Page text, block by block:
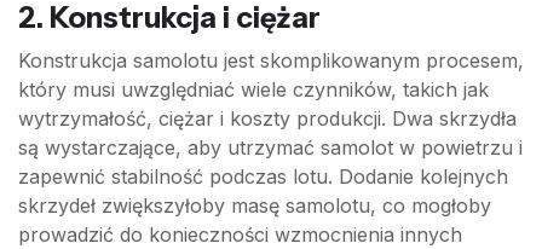
2. Konstrukcja i ciężar
Konstrukcja samolotu jest skomplikowanym procesem,
który musi uwzględniać wiele czynników, takich jak
wytrzymałość, ciężar i koszty produkcji. Dwa skrzydła
są wystarczające, aby utrzymać samolot w powietrzu i
zapewnić stabilność podczas lotu. Dodanie kolejnych
skrzydeł zwiększyłoby masę samolotu, co mogłoby
prowadzić do konieczności wzmocnienia innych